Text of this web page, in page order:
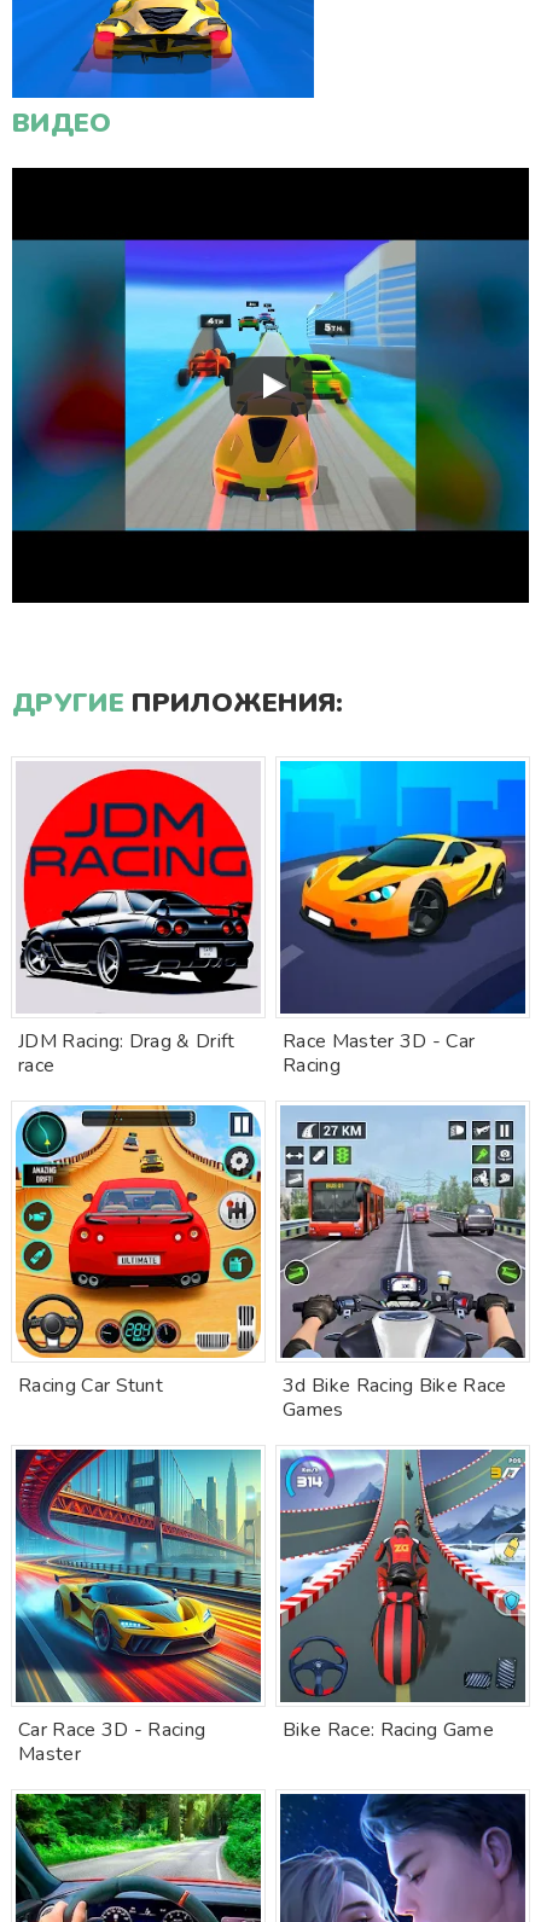
ВИДЕО
ДРУГИЕ ПРИЛОЖЕНИЯ:
JDM Racing: Drag & Drift
race
Race Master 3D - Car
Racing
Racing Car Stunt
3d Bike Racing Bike Race
Games
Car Race 3D - Racing
Master
Bike Race: Racing Game